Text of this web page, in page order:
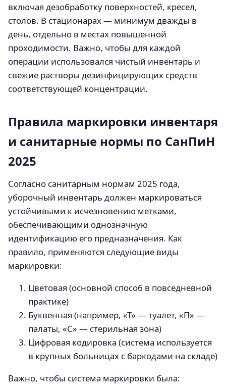
включая дезобработку поверхностей, кресел,
столов. В стационарах — минимум дважды в
день, отдельно в местах повышенной
проходимости. Важно, чтобы для каждой
операции использовался чистый инвентарь и
свежие растворы дезинфицирующих средств
соответствующей концентрации.
Правила маркировки инвентаря
и санитарные нормы по СанПиН
2025
Согласно санитарным нормам 2025 года,
уборочный инвентарь должен маркироваться
устойчивыми к исчезновению метками,
обеспечивающими однозначную
идентификацию его предназначения. Как
правило, применяются следующие виды
маркировки:
Цветовая (основной способ в повседневной
практике)
Буквенная (например, «Т» — туалет, «П» —
палаты, «С» — стерильная зона)
Цифровая кодировка (система используется
в крупных больницах с баркодами на складе)
Важно, чтобы система маркировки была: